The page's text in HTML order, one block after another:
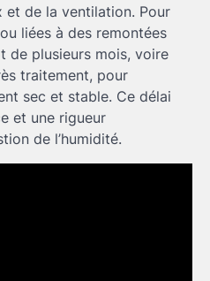
et de la ventilation. Pour
liées à des remontées
de plusieurs mois, voire
traitement, pour
sec et stable. Ce délai
et une rigueur
de l’humidité.